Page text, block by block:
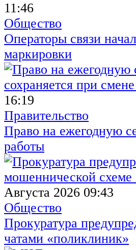
11:46
Общество
Операторы связи
маркировки
16:19
Правительство
Право на ежегодную
работы
Августа 2026 09:43
Общество
Прокуратура
чатами «поликлиник»